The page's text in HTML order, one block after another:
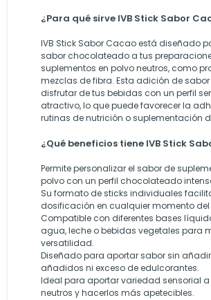
¿Para qué sirve IVB Stick Sabor
IVB Stick Sabor Cacao está diseñado
sabor chocolateado a tus
suplementos en polvo neutros, como
mezclas de fibra. Esta adición de
disfrutar de tus bebidas con un perfil
atractivo, lo que puede favorecer la
rutinas de nutrición o suplementación
¿Qué beneficios tiene IVB Stick
Permite personalizar el sabor de
polvo con un perfil chocolateado
Su formato de sticks individuales
dosificación en cualquier momento
Compatible con diferentes bases
agua, leche o bebidas vegetales para
versatilidad.
Diseñado para aportar sabor sin
añadidos ni exceso de edulcorantes.
Ideal para aportar variedad sensorial
neutros y hacerlos más apetecibles.